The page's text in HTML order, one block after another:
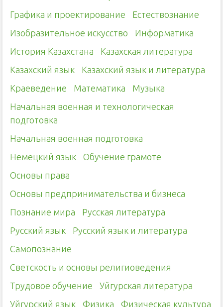
Графика и проектирование
Естествознание
Изобразительное искусство
Информатика
История Казахстана
Казахская литература
Казахский язык
Казахский язык и литература
Краеведение
Математика
Музыка
Начальная военная и технологическая
подготовка
Начальная военная подготовка
Немецкий язык
Обучение грамоте
Основы права
Основы предпринимательства и бизнеса
Познание мира
Русская литература
Русский язык
Русский язык и литература
Самопознание
Светскость и основы религиоведения
Трудовое обучение
Уйгурская литература
Уйгурский язык
Физика
Физическая культура